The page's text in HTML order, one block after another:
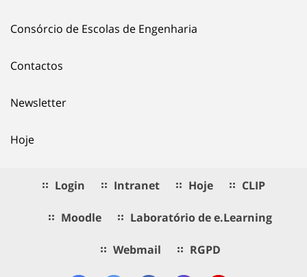
Consórcio de Escolas de Engenharia
Contactos
Newsletter
Hoje
Login Intranet Hoje CLIP
Moodle Laboratório de e.Learning
Webmail RGPD